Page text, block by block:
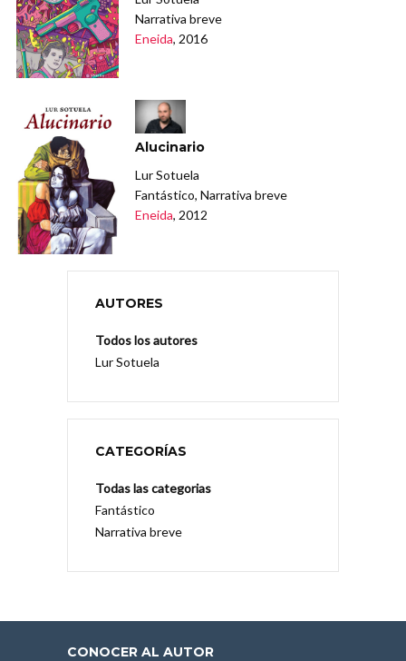
Narrativa breve
Eneida, 2016
Alucinario
Lur Sotuela
Fantástico, Narrativa breve
Eneida, 2012
AUTORES
Todos los autores
Lur Sotuela
CATEGORÍAS
Todas las categorias
Fantástico
Narrativa breve
CONOCER AL AUTOR